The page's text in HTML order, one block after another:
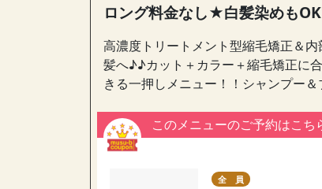
ロング料金なし★白髪染めも
高濃度トリートメント型縮毛矯正＆
髪へ♪♪カット＋カラー＋縮毛矯正に
きる一押しメニュー！！シャンプー
このメニューのご予約はこち
全 員